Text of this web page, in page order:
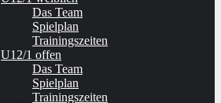
Das Team
Spielplan
Trainingszeiten
U12/1 offen
Das Team
Spielplan
Trainingszeiten